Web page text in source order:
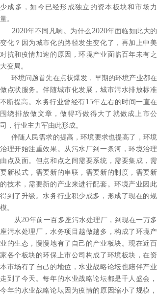
少成多，如今已经形成独立的资本板块和市场力
量。
2020年不同凡响。为什么 2020年面临如此大的
变化？因为城市化的路径发生变化了，再加上中美
对抗和疫情加速的原因，环境产业面临百年未有之
大变局。
环境问题首先在点状爆发，早期的环境产业都在
做点状服务。伴随城市化发展，城市污水排放标准
不断提高。水务行业曾经有15年左右的时间一直在
围绕排放做文章，做得巧做得大了就做成上市公
司，行业主力军由此形成。
伴随人民需求的提高，环境要求也提高了，环境
治理开始注重效果。从污水厂到一条河，环境治理
由点及面。但点和点之间需要系统，需要集成，需
要新模式，需要新的串联，需要新的制度，需要新
的技术，需要新的产业来进行配套。环境产业因此
得到了升级。水务行业积少成多，形成了现在的规
模。
从20年前一百多座污水处理厂，到现在一万多
座污水处理厂，水务项目越做越多，构成了环境产
业的生态，慢慢地有了自己的产业板块。现在近百
家各个板块的环保上市公司构成了环境板块，在资
本市场有了自己的地位，水业战略论坛也陪伴产业
走到了今天。每年的水业战略论坛都是千人盛会，
今年的水业战略论坛因为疫情的原因缩小了规模，